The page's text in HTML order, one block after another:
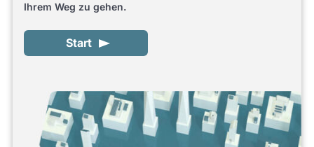
Ihrem Weg zu gehen.
Start